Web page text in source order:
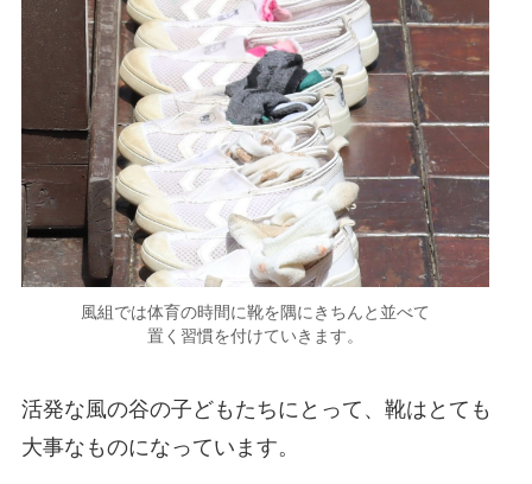
風組では体育の時間に靴を隅にきちんと並べて
置く習慣を付けていきます。
活発な風の谷の子どもたちにとって、靴はとても
大事なものになっています。